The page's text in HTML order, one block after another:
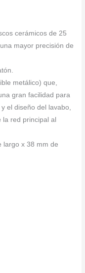
cerámicos de 25
mayor precisión de
metálico) que,
gran facilidad para
el diseño del lavabo,
red principal al
largo x 38 mm de